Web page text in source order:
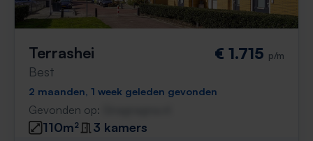
Terrashei
Best
€ 1.715 p/m
2 maanden, 1 week geleden gevonden
Gevonden op:
110m²
3 kamers